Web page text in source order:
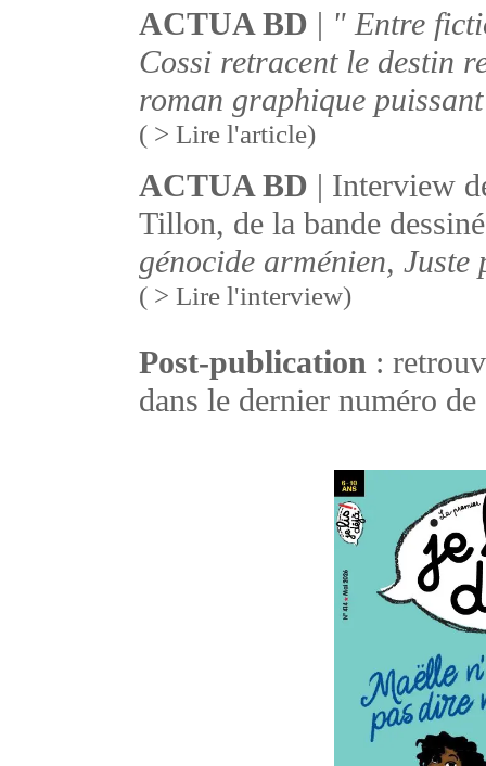
ACTUA BD | " Entre
Cossi retracent le destin
roman graphique
( > Lire l'article)
ACTUA BD | Interview
Tillon, de la bande
génocide arménien,
( > Lire l'interview)
Post-publication :
dans le dernier numéro